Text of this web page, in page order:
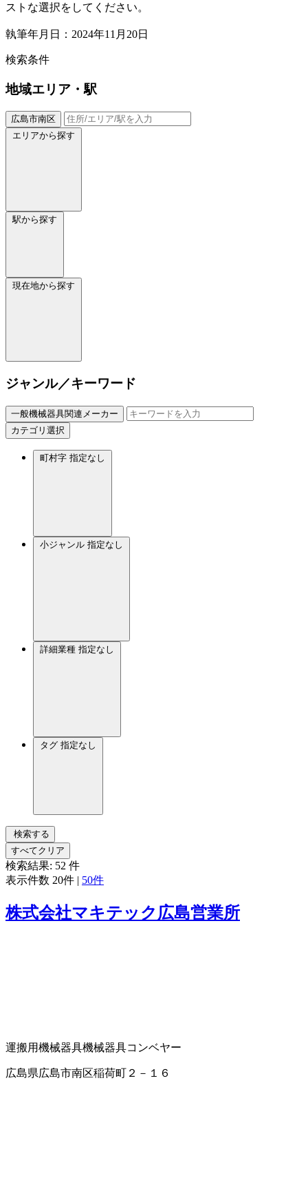
ストな選択をしてください。
執筆年月日：2024年11月20日
検索条件
地域エリア・駅
広島市南区
エリアから探す
駅から探す
現在地から探す
ジャンル／キーワード
一般機械器具関連メーカー
カテゴリ選択
町村字 指定なし
小ジャンル 指定なし
詳細業種 指定なし
タグ 指定なし
検索する
すべてクリア
検索結果: 52 件
表示件数 20件 | 50件
株式会社マキテック広島営業所
運搬用機械器具機械器具コンベヤー
広島県広島市南区稲荷町２－１６